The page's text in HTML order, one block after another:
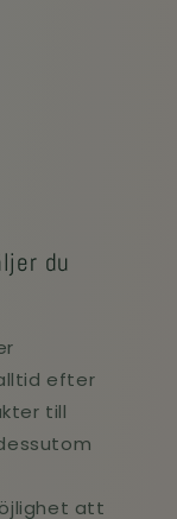
du
efter
till
att